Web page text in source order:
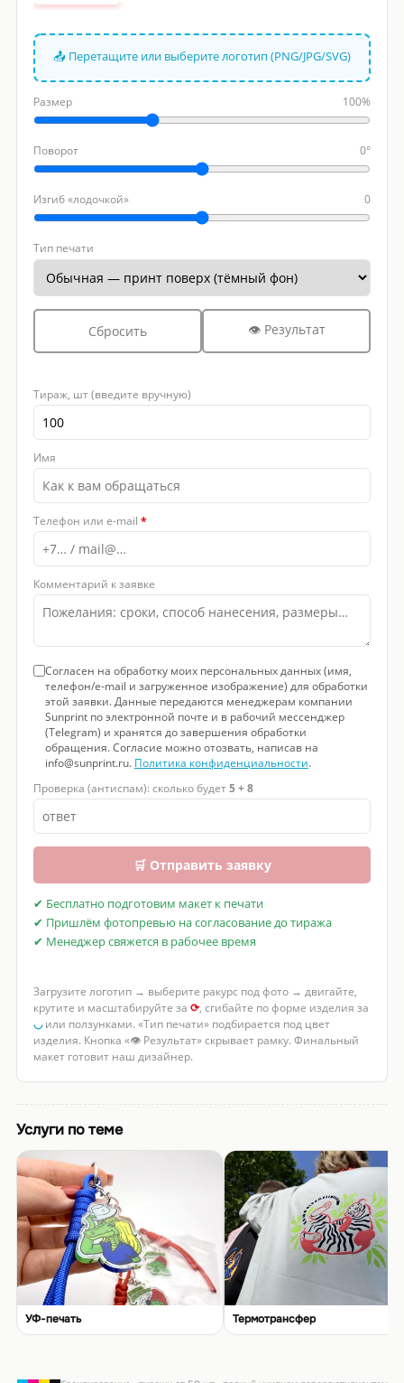
📤 Перетащите или выберите логотип (PNG/JPG/SVG)
Размер 100%
Поворот 0°
Изгиб «лодочкой» 0
Тип печати
Сбросить 👁 Результат
Тираж, шт (введите вручную)
Имя
Телефон или e-mail *
Комментарий к заявке
Согласен на обработку моих персональных данных (имя,
телефон/e-mail и загруженное изображение) для обработки
этой заявки. Данные передаются менеджерам компании
Sunprint по электронной почте и в рабочий мессенджер
(Telegram) и хранятся до завершения обработки
обращения. Согласие можно отозвать, написав на
info@sunprint.ru. Политика конфиденциальности.
Проверка (антиспам): сколько будет5 + 8
🛒 Отправить заявку
✔ Бесплатно подготовим макет к печати
✔ Пришлём фотопревью на согласование до тиража
✔ Менеджер свяжется в рабочее время
Загрузите логотип → выберите ракурс под фото → двигайте,
крутите и масштабируйте за ⟳, сгибайте по форме изделия за
◡или ползунками. «Тип печати» подбирается под цвет
изделия. Кнопка «👁 Результат» скрывает рамку. Финальный
макет готовит наш дизайнер.
Услуги по теме
УФ-печать Термотрансфер